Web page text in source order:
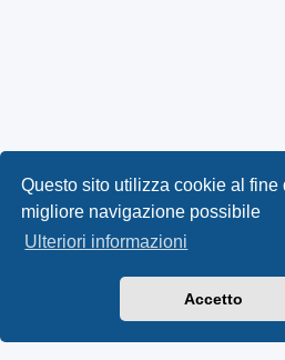
Questo sito utilizza cookie al fine
migliore navigazione possibile
Ulteriori informazioni
Accetto